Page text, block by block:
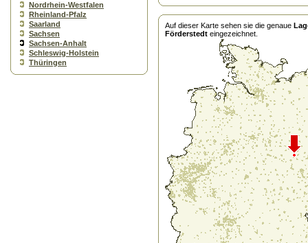
Nordrhein-Westfalen
Rheinland-Pfalz
Saarland
Sachsen
Sachsen-Anhalt
Schleswig-Holstein
Thüringen
Auf dieser Karte sehen sie die genaue
Förderstedt eingezeichnet.